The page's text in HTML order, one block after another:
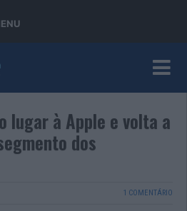
lugar à Apple e volta a
dos
1 COMENTÁRIO